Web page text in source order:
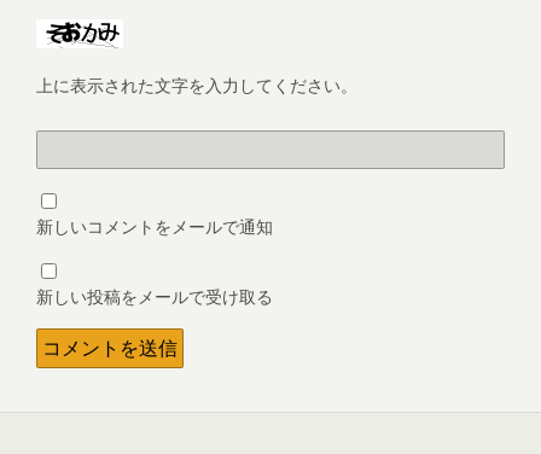
上に表示された文字を入力してください。
新しいコメントをメールで通知
新しい投稿をメールで受け取る